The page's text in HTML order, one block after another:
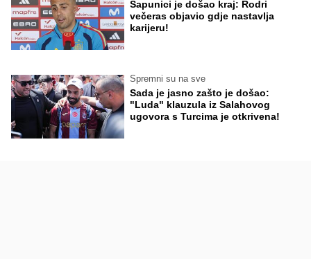
Sapunici je došao kraj: Rodri
večeras objavio gdje nastavlja
karijeru!
Spremni su na sve
Sada je jasno zašto je došao:
"Luda" klauzula iz Salahovog
ugovora s Turcima je otkrivena!